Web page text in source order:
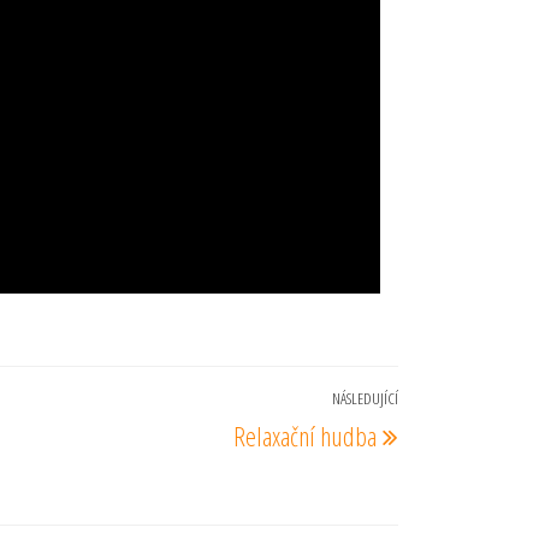
NÁSLEDUJÍCÍ
Relaxační hudba